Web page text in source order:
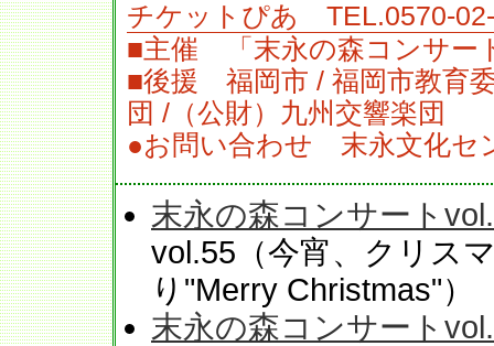
チケットぴあ TEL.0570-
■主催 「末永の森コンサ
■後援 福岡市 / 福岡市教育
団 /（公財）九州交響楽団
●お問い合わせ 末永文化セ
末永の森コンサート
vol.55（今宵、クリス
り"Merry Christmas"）
末永の森コンサート